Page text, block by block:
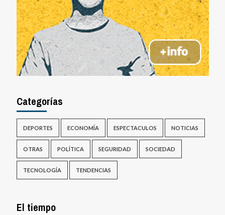
Categorías
DEPORTES ECONOMÍA ESPECTACULOS NOTICIAS
OTRAS POLÍTICA SEGURIDAD SOCIEDAD
TECNOLOGÍA TENDENCIAS
El tiempo